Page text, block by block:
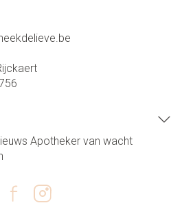
Apotheker van wacht